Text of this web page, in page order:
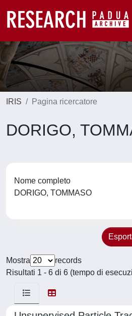
IRIS Pagina ricercatore
DORIGO,
Nome completo
DORIGO, TOMMASO
Mostra
records
Risultati 1 - 6 di 6 (tempo di